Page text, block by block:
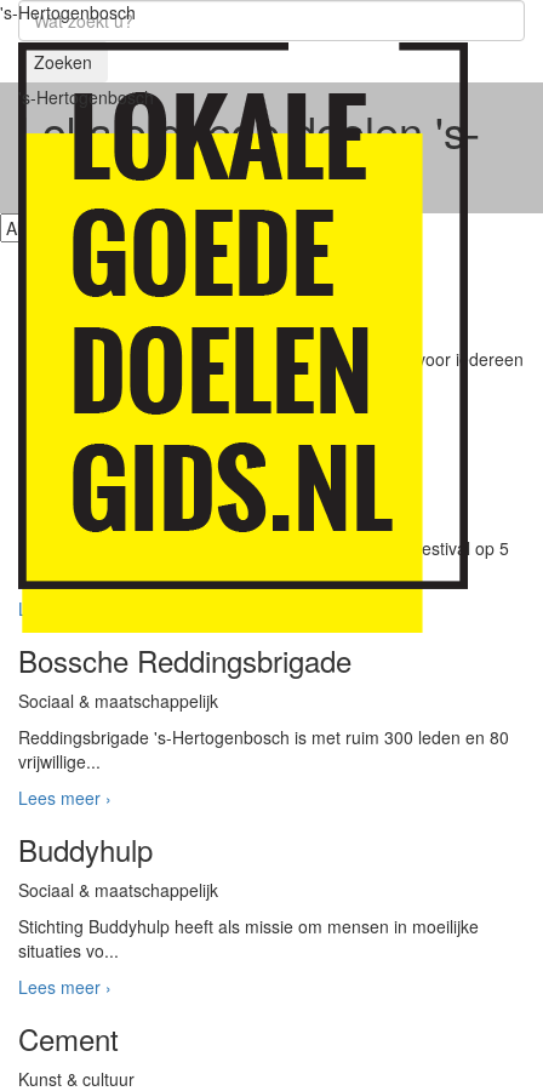
's-Hertogenbosch
's-Hertogenbosch
Zoeken
Lokale goede doelen 's-
Hertogenbosch
ABC leer mee
Sociaal & maatschappelijk
Stichting 'ABC leer mee' maakt Nederlandse taalles voor iedereen
Lees meer ›
Bevrijdingsfestival Brabant
Kunst & cultuur
Het Bevrijdingsfestival Brabant is een jaarlijks gratis festival op 5
Lees meer ›
Bossche Reddingsbrigade
Sociaal & maatschappelijk
Reddingsbrigade 's-Hertogenbosch is met ruim 300 leden en 80
vrijwillige...
Lees meer ›
Buddyhulp
Sociaal & maatschappelijk
Stichting Buddyhulp heeft als missie om mensen in moeilijke
situaties vo...
Lees meer ›
Cement
Kunst & cultuur